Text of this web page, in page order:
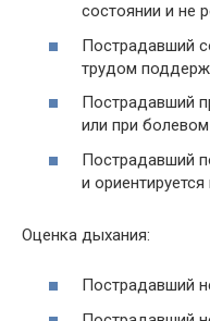
состоянии и не
Пострадавший
трудом
Пострадавший
или при
Пострадавший
и
Оценка дыхания:
Пострадавший